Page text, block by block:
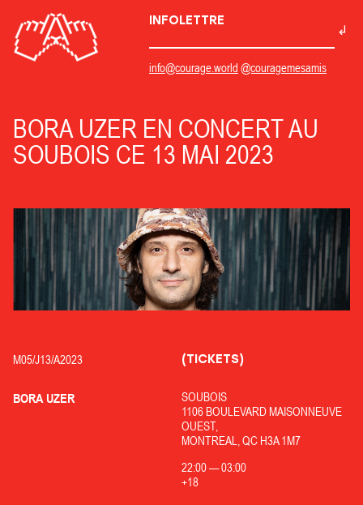
INFOLETTRE
info@courage.world @couragemesamis
BORA UZER EN CONCERT AU
SOUBOIS CE 13 MAI 2023
M05/J13/A2023
BORA UZER
SOUBOIS
1106 BOULEVARD MAISONNEUVE
OUEST,
MONTREAL, QC H3A 1M7
22:00—03:00
+18
(TICKETS)